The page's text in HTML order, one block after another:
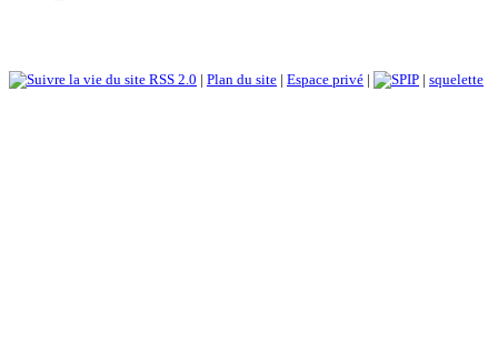
RSS 2.0 | Plan du site | Espace privé | | squelette